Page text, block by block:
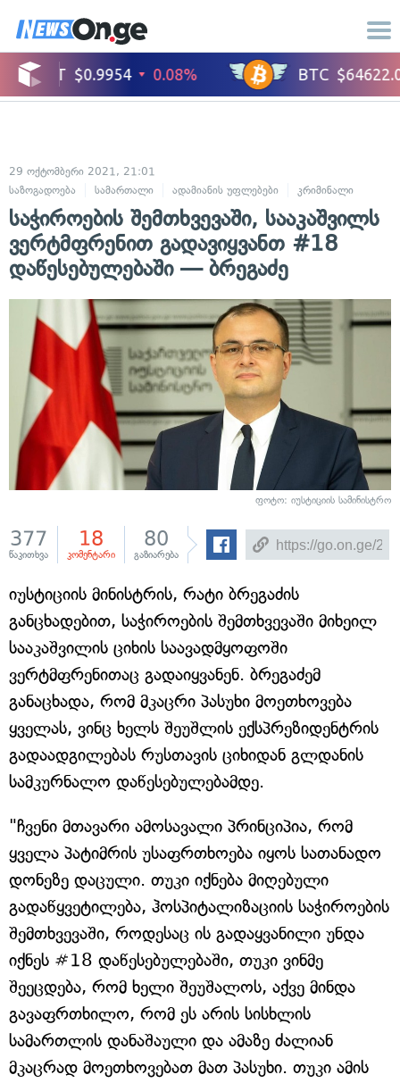
29 ოქტომბერი 2021, 21:01
საზოგადოება
სამართალი ადამიანის უფლებები კრიმინალი
საჭიროების შემთხვევაში, სააკაშვილს
ვერტმფრენით გადავიყვანთ #18
დაწესებულებაში — ბრეგაძე
ფოტო: იუსტიციის სამინისტრო
377
წაკითხვა
18
კომენტარი
80
გაზიარება
იუსტიციის მინისტრის, რატი ბრეგაძის
განცხადებით, საჭიროების შემთხვევაში მიხეილ
სააკაშვილის ციხის საავადმყოფოში
ვერტმფრენითაც გადაიყვანენ. ბრეგაძემ
განაცხადა, რომ მკაცრი პასუხი მოეთხოვება
ყველას, ვინც ხელს შეუშლის ექსპრეზიდენტრის
გადაადგილებას რუსთავის ციხიდან გლდანის
სამკურნალო დაწესებულებამდე.
"ჩვენი მთავარი ამოსავალი პრინციპია, რომ
ყველა პატიმრის უსაფრთხოება იყოს სათანადო
დონეზე დაცული. თუკი იქნება მიღებული
გადაწყვეტილება, ჰოსპიტალიზაციის საჭიროების
შემთხვევაში, როდესაც ის გადაყვანილი უნდა
იქნეს #18 დაწესებულებაში, თუკი ვინმე
შეეცდება, რომ ხელი შეუშალოს, აქვე მინდა
გავაფრთხილო, რომ ეს არის სისხლის
სამართლის დანაშაული და ამაზე ძალიან
მკაცრად მოეთხოვებათ მათ პასუხი. თუკი ამის